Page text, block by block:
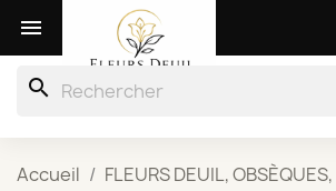

search
Accueil
FLEURS DEUIL,